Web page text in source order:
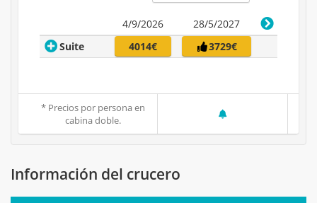
4/9/2026
28/5/2027
Suite
4014€ 3729€
* Precios por persona en
cabina doble.
Información del crucero